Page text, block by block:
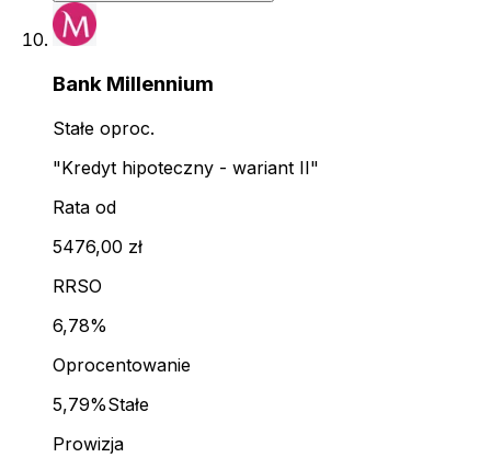
Bank Millennium
Stałe oproc.
"Kredyt hipoteczny - wariant II"
Rata od
5476,00 zł
RRSO
6,78%
Oprocentowanie
5,79%Stałe
Prowizja